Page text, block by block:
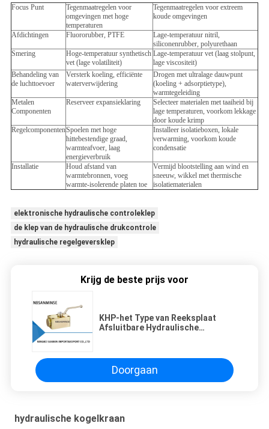
Focus Punt
Tegenmaatregelen voor
omgevingen met hoge
temperaturen
Tegenmaatregelen voor extreem
koude omgevingen
Afdichtingen Fluororubber, PTFE
Lage-temperatuur nitril,
siliconenrubber, polyurethaan
Smering
Hoge-temperatuur synthetisch
vet (lage volatiliteit)
Lage-temperatuur vet (laag stolpunt,
lage viscositeit)
Behandeling van
de luchttoevoer
Versterk koeling, efficiënte
waterverwijdering
Drogen met ultralage dauwpunt
(koeling + adsorptietype),
warmtegeleiding
Metalen
Componenten
Reserveer expansieklaring
Selecteer materialen met taaiheid bij
lage temperaturen, voorkom lekkage
door koude krimp
RegelcomponentenSpoelen met hoge
hittebestendige graad,
warmteafvoer, laag
energieverbruik
Installeer isolatieboxen, lokale
verwarming, voorkom koude
condensatie
Installatie
Houd afstand van
warmtebronnen, voeg
warmte-isolerende platen toe
Vermijd blootstelling aan wind en
sneeuw, wikkel met thermische
isolatiematerialen
elektronische hydraulische controleklep
de klep van de hydraulische drukcontrole
hydraulische regelgeversklep
Krijg de beste prijs voor
KHP-het Type van Reeksplaat
Afsluitbare Hydraulische
Doorgaan
hydraulische kogelkraan